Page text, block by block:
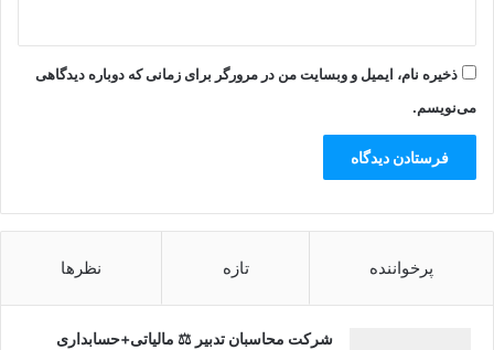
ذخیره نام، ایمیل و وبسایت من در مرورگر برای زمانی که دوباره دیدگاهی
می‌نویسم.
پرخواننده تازه نظرها
شرکت محاسبان تدبیر ⚖️ مالیاتی+حسابداری